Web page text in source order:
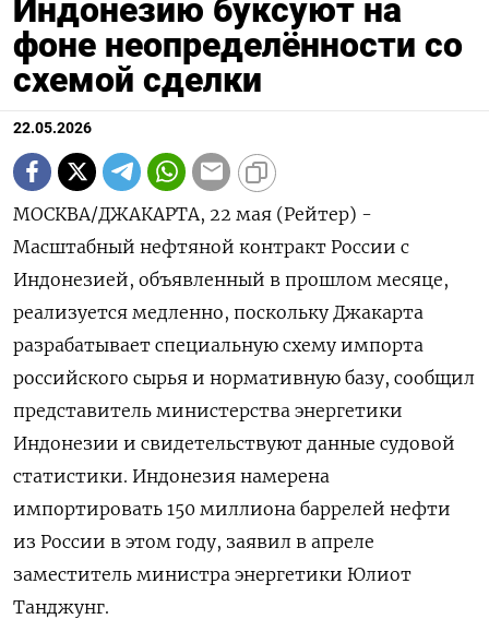
Индонезию буксуют на
фоне неопределённости со
схемой сделки
22.05.2026
МОСКВА/ДЖАКАРТА, 22 мая (Рейтер) -
Масштабный нефтяной контракт России с
Индонезией, объявленный в прошлом месяце,
реализуется медленно, поскольку Джакарта
разрабатывает специальную схему импорта
российского сырья и нормативную базу, сообщил
представитель министерства энергетики
Индонезии и свидетельствуют данные судовой
статистики. Индонезия намерена
импортировать 150 ‌миллиона баррелей нефти
из России в этом году, заявил в апреле
заместитель министра энергетики Юлиот
Танджунг.